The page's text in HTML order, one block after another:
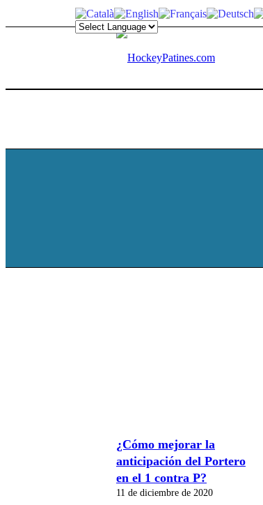
¿Cómo mejorar la
anticipación del Portero
en el 1 contra P?
11 de diciembre de 2020